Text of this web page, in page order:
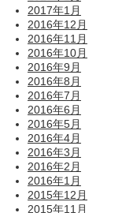
2017年1月
2016年12月
2016年11月
2016年10月
2016年9月
2016年8月
2016年7月
2016年6月
2016年5月
2016年4月
2016年3月
2016年2月
2016年1月
2015年12月
2015年11月